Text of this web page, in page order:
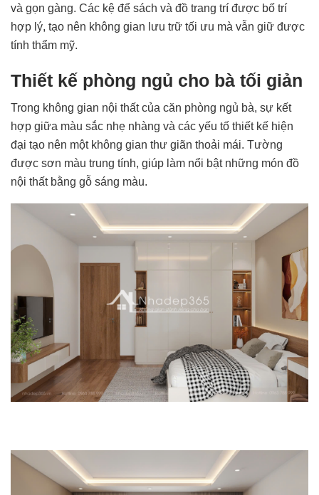
và gọn gàng. Các kệ để sách và đồ trang trí được bố trí
hợp lý, tạo nên không gian lưu trữ tối ưu mà vẫn giữ được
tính thẩm mỹ.
Thiết kế phòng ngủ cho bà tối giản
Trong không gian nội thất của căn phòng ngủ bà, sự kết
hợp giữa màu sắc nhẹ nhàng và các yếu tố thiết kế hiện
đại tạo nên một không gian thư giãn thoải mái. Tường
được sơn màu trung tính, giúp làm nổi bật những món đồ
nội thất bằng gỗ sáng màu.